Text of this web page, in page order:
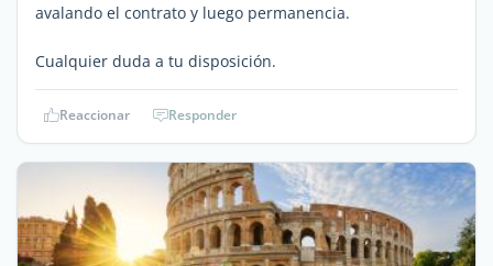
avalando el contrato y luego permanencia.
Cualquier duda a tu disposición.
Reaccionar Responder